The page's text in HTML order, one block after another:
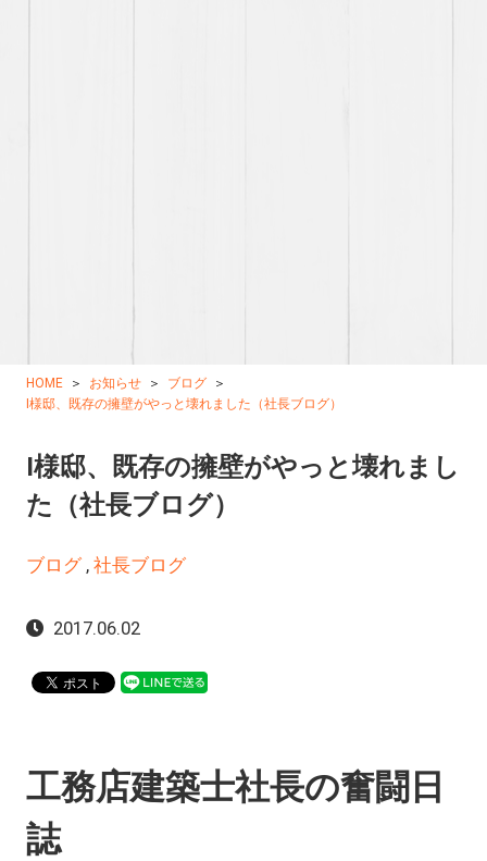
HOME お知らせ
ブログ
I様邸、既存の擁壁がやっと壊れました（社長ブログ）
I様邸、既存の擁壁がやっと壊れまし
た（社長ブログ）
ブログ, 社長ブログ
2017.06.02
工務店建築士社長の奮闘日
誌